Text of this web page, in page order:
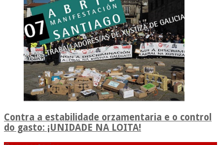
Contra a estabilidade orzamentaria e o control
do gasto: ¡UNIDADE NA LOITA!